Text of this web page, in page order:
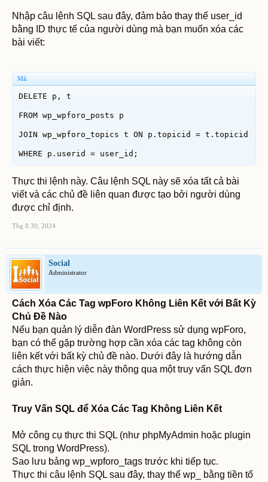
Nhập câu lệnh SQL sau đây, đảm bảo thay thế user_id
bằng ID thực tế của người dùng mà bạn muốn xóa các
bài viết:
Mã:
DELETE p, t
FROM wp_wpforo_posts p
JOIN wp_wpforo_topics t ON p.topicid = t.topicid
WHERE p.userid = user_id;
Thực thi lệnh này. Câu lệnh SQL này sẽ xóa tất cả bài
viết và các chủ đề liên quan được tạo bởi người dùng
được chỉ định.
Thg 8 30, 2024
Social
Administrator
Cách Xóa Các Tag wpForo Không Liên Kết với Bất Kỳ
Chủ Đề Nào
Nếu bạn quản lý diễn đàn WordPress sử dụng wpForo,
bạn có thể gặp trường hợp cần xóa các tag không còn
liên kết với bất kỳ chủ đề nào. Dưới đây là hướng dẫn
cách thực hiện việc này thông qua một truy vấn SQL đơn
giản.
Truy Vấn SQL để Xóa Các Tag Không Liên Kết
Mở công cụ thực thi SQL (như phpMyAdmin hoặc plugin
SQL trong WordPress).
Sao lưu bảng wp_wpforo_tags trước khi tiếp tục.
Thực thi câu lệnh SQL sau đây, thay thế wp_ bằng tiền tố